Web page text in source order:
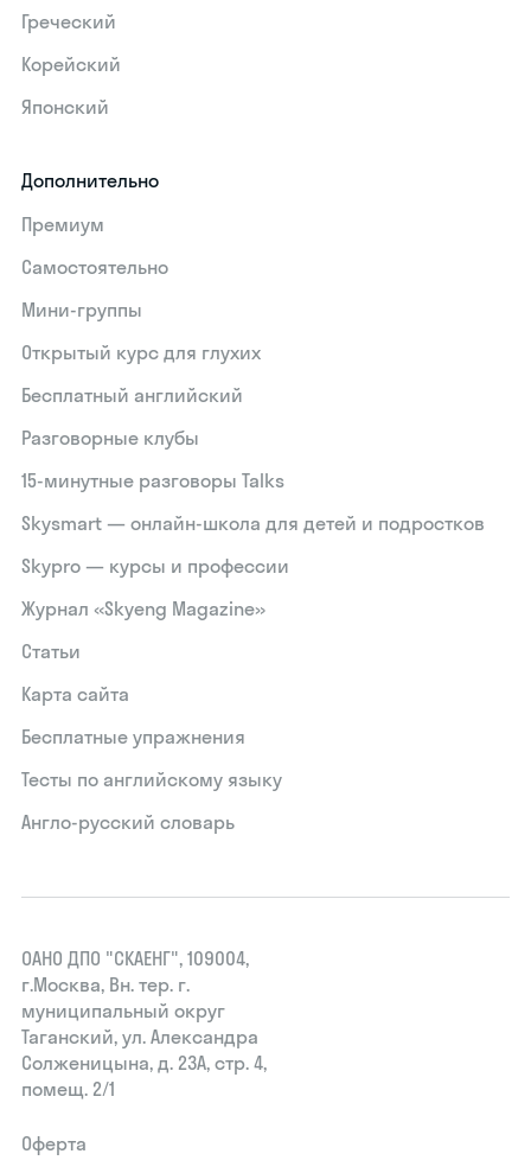
Греческий
Корейский
Японский
Дополнительно
Премиум
Самостоятельно
Мини-группы
Открытый курс для глухих
Бесплатный английский
Разговорные клубы
15‑минутные разговоры Talks
Skysmart — онлайн-школа для детей и подростков
Skypro — курсы и профессии
Журнал «Skyeng Magazine»
Статьи
Карта сайта
Бесплатные упражнения
Тесты по английскому языку
Англо-русский словарь
ОАНО ДПО "СКАЕНГ", 109004,
г.Москва, Вн. тер. г.
муниципальный округ
Таганский, ул. Александра
Солженицына, д. 23А, стр. 4,
помещ. 2/1
Оферта